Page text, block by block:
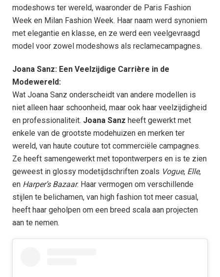
modeshows ter wereld, waaronder de Paris Fashion
Week en Milan Fashion Week. Haar naam werd synoniem
met elegantie en klasse, en ze werd een veelgevraagd
model voor zowel modeshows als reclamecampagnes.
Joana Sanz: Een Veelzijdige Carrière in de
Modewereld:
Wat Joana Sanz onderscheidt van andere modellen is
niet alleen haar schoonheid, maar ook haar veelzijdigheid
en professionaliteit. Joana Sanz heeft gewerkt met
enkele van de grootste modehuizen en merken ter
wereld, van haute couture tot commerciële campagnes.
Ze heeft samengewerkt met topontwerpers en is te zien
geweest in glossy modetijdschriften zoals Vogue, Elle,
en Harper’s Bazaar. Haar vermogen om verschillende
stijlen te belichamen, van high fashion tot meer casual,
heeft haar geholpen om een breed scala aan projecten
aan te nemen.